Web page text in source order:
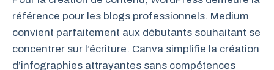
référence pour les blogs professionnels. Medium
convient parfaitement aux débutants souhaitant se
concentrer sur l’écriture. Canva simplifie la création
d’infographies attrayantes sans compétences